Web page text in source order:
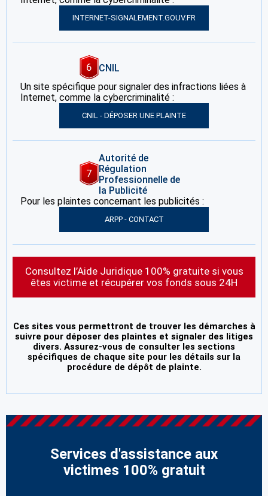
INTERNET-SIGNALEMENT.GOUV.FR
6
CNIL
Un site spécifique pour signaler des infractions liées à
Internet, comme la cybercriminalité :
CNIL - DÉPOSER UNE PLAINTE
7
Autorité de
Régulation
Professionnelle de
la Publicité
Pour les plaintes concernant les publicités :
ARPP - CONTACT
Consultez l’Aide Juridique 100% gratuite si vous
êtes victime et récupérer vos fonds sous 24H
Ces sites vous permettront de trouver les démarches à
suivre pour déposer des plaintes et signaler des litiges
divers. Assurez-vous de consulter les sections
spécifiques de chaque site pour les détails sur la
procédure de dépôt de plainte.
Services d'assistance aux
victimes 100% gratuit